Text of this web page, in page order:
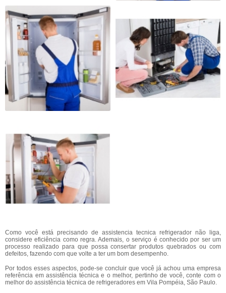
Como você está precisando de assistencia tecnica refrigerador não liga,
considere eficiência como regra. Ademais, o serviço é conhecido por ser um
processo realizado para que possa consertar produtos quebrados ou com
defeitos, fazendo com que volte a ter um bom desempenho.
Por todos esses aspectos, pode-se concluir que você já achou uma empresa
referência em assistência técnica e o melhor, pertinho de você, conte com o
melhor do assistência técnica de refrigeradores em Vila Pompéia, São Paulo.